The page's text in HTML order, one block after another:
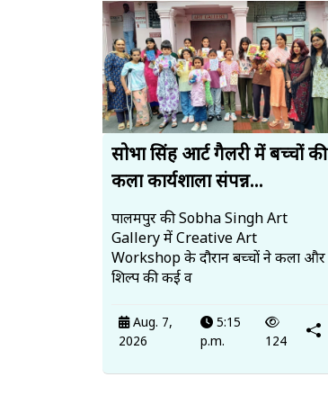
सोभा सिंह आर्ट गैलरी में बच्चों की
कला कार्यशाला संपन्न...
पालमपुर की Sobha Singh Art
Gallery में Creative Art
Workshop के दौरान बच्चों ने कला और
शिल्प की कई व
Aug. 7,
2026
5:15
p.m.
124